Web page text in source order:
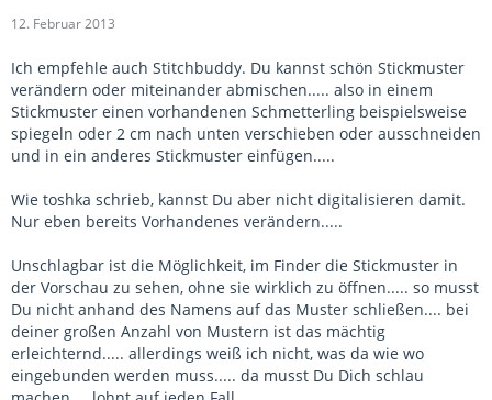
12. Februar 2013
Ich empfehle auch Stitchbuddy. Du kannst schön Stickmuster
verändern oder miteinander abmischen..... also in einem
Stickmuster einen vorhandenen Schmetterling beispielsweise
spiegeln oder 2 cm nach unten verschieben oder ausschneiden
und in ein anderes Stickmuster einfügen.....
Wie toshka schrieb, kannst Du aber nicht digitalisieren damit.
Nur eben bereits Vorhandenes verändern.....
Unschlagbar ist die Möglichkeit, im Finder die Stickmuster in
der Vorschau zu sehen, ohne sie wirklich zu öffnen..... so musst
Du nicht anhand des Namens auf das Muster schließen.... bei
deiner großen Anzahl von Mustern ist das mächtig
erleichternd..... allerdings weiß ich nicht, was da wie wo
eingebunden werden muss..... da musst Du Dich schlau